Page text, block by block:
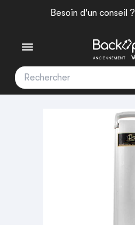
Besoin d'un conseil ?
